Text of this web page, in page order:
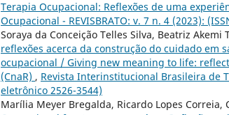
Terapia Ocupacional: Reflexões de uma
Ocupacional - REVISBRATO: v. 7 n. 4 (2023):
Soraya da Conceição Telles Silva, Beatriz
reflexões acerca da construção do cuidado em
ocupacional / Giving new meaning to life:
(CnaR) , Revista Interinstitucional Brasileira de
eletrônico 2526-3544)
Marília Meyer Bregalda, Ricardo Lopes Correia,